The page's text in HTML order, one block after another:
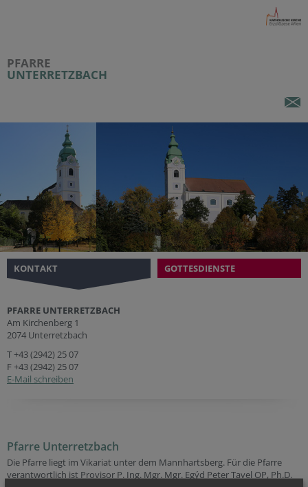
PFARRE
UNTERRETZBACH
KONTAKT GOTTESDIENSTE
PFARRE UNTERRETZBACH
Am Kirchenberg 1
2074 Unterretzbach
T+43 (2942) 25 07
F +43 (2942) 25 07
E-Mail schreiben
Pfarre Unterretzbach
Die Pfarre liegt im Vikariat unter dem Mannhartsberg. Für die Pfarre
verantwortlich ist Provisor P. Ing. Mgr. Mgr. Egýd Peter Tavel OP, Ph.D.